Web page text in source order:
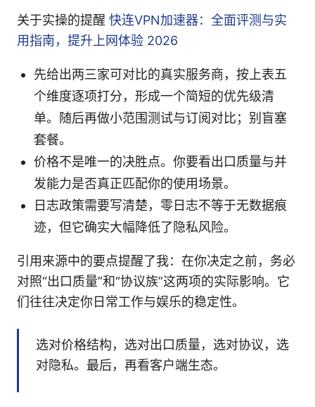
关于实操的提醒 快连VPN加速器：全面评测与实
用指南，提升上网体验 2026
先给出两三家可对比的真实服务商，按上表五
个维度逐项打分，形成一个简短的优先级清
单。随后再做小范围测试与订阅对比；别盲塞
套餐。
价格不是唯一的决胜点。你要看出口质量与并
发能力是否真正匹配你的使用场景。
日志政策需要写清楚，零日志不等于无数据痕
迹，但它确实大幅降低了隐私风险。
引用来源中的要点提醒了我：在你决定之前，务必
对照“出口质量”和“协议族”这两项的实际影响。它
们往往决定你日常工作与娱乐的稳定性。
选对价格结构，选对出口质量，选对协议，选
对隐私。最后，再看客户端生态。